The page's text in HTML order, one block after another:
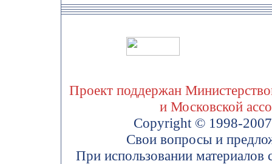
Проект поддержан
и Московской
Copyright © 1998-
Свои вопросы и
При использовании